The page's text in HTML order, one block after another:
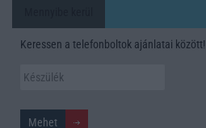
Keressen a telefonboltok ajánlatai között!